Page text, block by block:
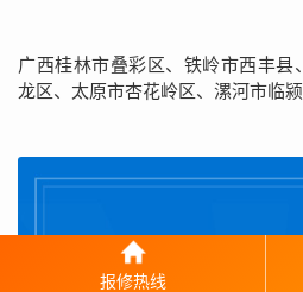
广西桂林市叠彩区、铁岭市西丰县
龙区、太原市杏花岭区、漯河市临
报修热线